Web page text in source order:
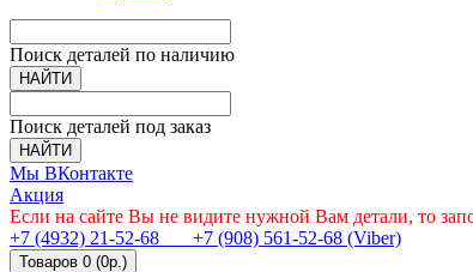
Поиск деталей по наличию
НАЙТИ
Поиск деталей под заказ
НАЙТИ
Мы ВКонтакте
Акция
Если на сайте Вы не видите нужной Вам детали, то
+7 (4932) 21-52-68
+7 (908) 561-52-68 (Viber)
Товаров 0 (0р.)